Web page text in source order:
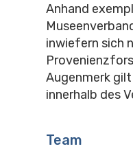
Anhand
inwiefern sich
Augenmerk
innerhalb des
Team